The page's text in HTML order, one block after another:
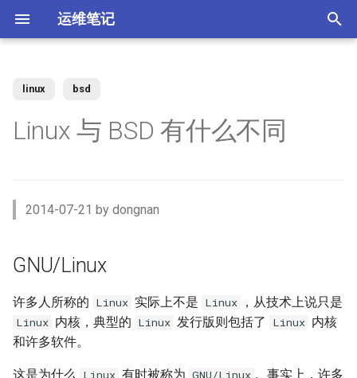
运维笔记
始
常用软件安装与配
使用 nrm 管理 npm 源
Ubuntu Server 安装 NVIDIA 驱
使用 uv工具管理 MCP项目
使用 Docker 部署 ActiveMQ
PostgreSQL
理？
如何减少 golang 项目 docker
镜像的大小
类UNIX操作系统
许可证
BSD分支
谁更受欢迎
参考
件
Kubernetes 无法删除命名空
间
Kubernetes 自定义 ingress规
Kubernetes 节点标签和定向
调度
Vue 生产环境跨域 Nginx 配置
Ubuntu 22.04 配置Vue开发环
GoLang
使用pyenv 管理Python环境
XenServer 7 配置MPIO多路
XenServer 虚拟机设置单人模
式
vhdx 转换成 vhd
XenServer 配置NTP服务
XenServer 配置DNS服务
upstream
Nginx 缓存服务器(下)
Nginx 缓存服务器(上)
Nginx client intended to send
too large body
误
体验 TDengine 时序数据库
如何将 Redis 迁移到阿里云数
MySql Generated Column 引
发 ERROR 3105 (HY000) 错误
盘空间？
Linux系统通过PID查看进程信
息
Ubuntu 刻录软件 k3b
Ubuntu系统sublime使用中文
Chrome 浏览器安装
使用场景
OpenVPN CRL has expired
如何处理 Cisco 交换机 err-
如何查看 Cicso 交换机日志？
存
Jenkins 传统构建 与 Pipeline
Docker (DinD) 模式
如何解决 Jenkins 磁盘不足问
如何使用 Docker-Compose
更改 Zabbix Docker容器时区
系统
使用 Docker部署 Zabbix
Proxy
Gogs？
如何者修正 git commit 提交？
箱？
Git 强制 push 远程分支
MooseFS 2.x Chunk维护模式
MooseFS 2.x 简单性能测试
MooseFS 2.x 破坏性测试
MooseFS 2.x 在线扩容
MooseFS 2.x 垃圾回收时间
存储空间
Windows Server 2012R2 网卡
池
Windows Server 2012R2
Memcached UDP反射攻击漏
为什么要设置域名 CAA记录？
息？
Tomcat安全漏洞CVE-2017-
5664
linux bsd
Linux 与 BSD 有什么不同
2014-07-21 by dongnan
GNU/Linux
许多人所称的 Linux 实际上不是 Linux ，从技术上说只是
Linux 内核，典型的 Linux 发行版则包括了 Linux 内核
和许多软件。
这是为什么 Linux 有时被称为 GNU/Linux 。事实上，许多